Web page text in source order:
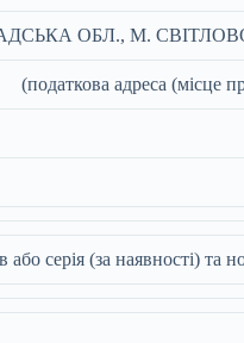
ОБЛ., М.
(податкова адреса (місце
серія (за наявності) та